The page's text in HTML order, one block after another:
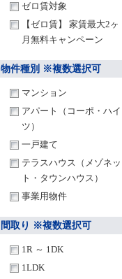
ゼロ賃対象
【ゼロ賃】 家賃最大2ヶ
月無料キャンペーン
物件種別 ※複数選択可
マンション
アパート（コーポ・ハイ
ツ）
一戸建て
テラスハウス（メゾネッ
ト・タウンハウス）
事業用物件
間取り ※複数選択可
1R ～ 1DK
1LDK